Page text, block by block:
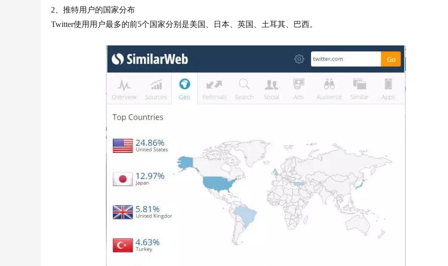
2、推特用户的国家分布
Twitter使用用户最多的前5个国家分别是美国、日本、英国、土耳其、巴西。